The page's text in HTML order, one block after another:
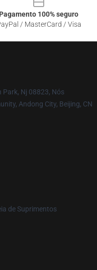
Pagamento 100% seguro
/ MasterCard / Visa
Park, Nj 08823, Nós
Andong City, Beijing, CN
de Suprimentos